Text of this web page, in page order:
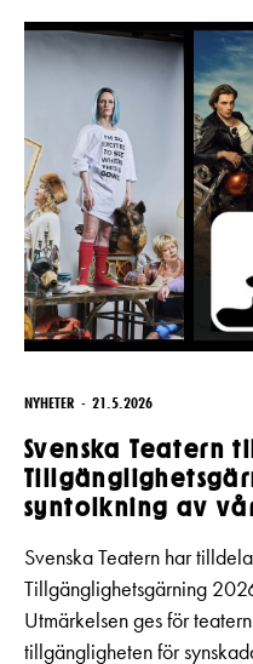
NYHETER 21.5.2026
Svenska Teatern
syntolkning av
Svenska Teatern har
Tillgänglighetsgärning
Utmärkelsen ges för
tillgängligheten för